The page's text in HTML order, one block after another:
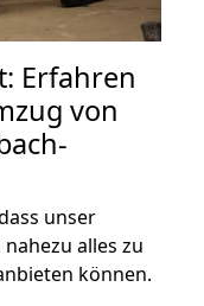
Erfahren
von
unser
alles zu
können.